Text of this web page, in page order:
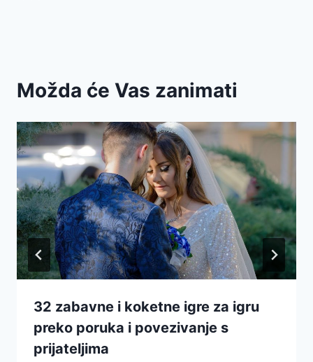
Možda će Vas zanimati
32 zabavne i koketne igre za igru
preko poruka i povezivanje s
prijateljima